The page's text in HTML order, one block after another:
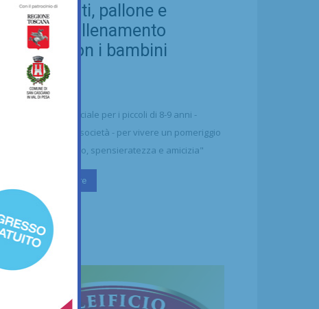
Real Chianti, pallone e
bellezza: allenamento
insieme con i bambini
Saharawi
Calcio 21/07/2026
"Un'occasione speciale per i piccoli di 8-9 anni -
sottolineano dalla società - per vivere un pomeriggio
di puro divertimento, spensieratezza e amicizia"
Continua a leggere